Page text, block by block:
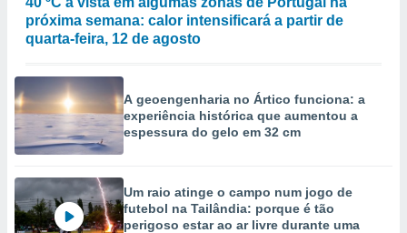
próxima semana: calor intensificará a partir de
quarta-feira, 12 de agosto
A geoengenharia no Ártico funciona: a
experiência histórica que aumentou a
espessura do gelo em 32 cm
Um raio atinge o campo num jogo de
futebol na Tailândia: porque é tão
perigoso estar ao ar livre durante uma